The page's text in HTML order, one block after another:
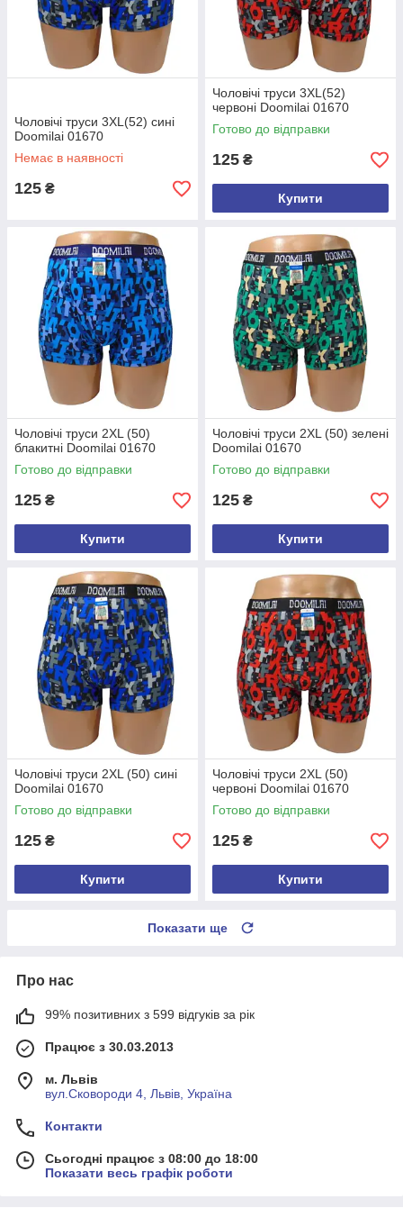
Чоловічі труси 3XL(52) сині
Doomilai 01670
Немає в наявності
125 ₴
Чоловічі труси 3XL(52)
червоні Doomilai 01670
Готово до відправки
125 ₴
Купити
Чоловічі труси 2XL (50)
блакитні Doomilai 01670
Готово до відправки
125 ₴
Купити
Чоловічі труси 2XL (50) зелені
Doomilai 01670
Готово до відправки
125 ₴
Купити
Чоловічі труси 2XL (50) сині
Doomilai 01670
Готово до відправки
125 ₴
Купити
Чоловічі труси 2XL (50)
червоні Doomilai 01670
Готово до відправки
125 ₴
Купити
Показати ще
Про нас
99% позитивних з 599 відгуків за рік
Працює з 30.03.2013
м. Львів
вул.Сковороди 4, Львів, Україна
Контакти
Сьогодні працює з 08:00 до 18:00
Показати весь графік роботи